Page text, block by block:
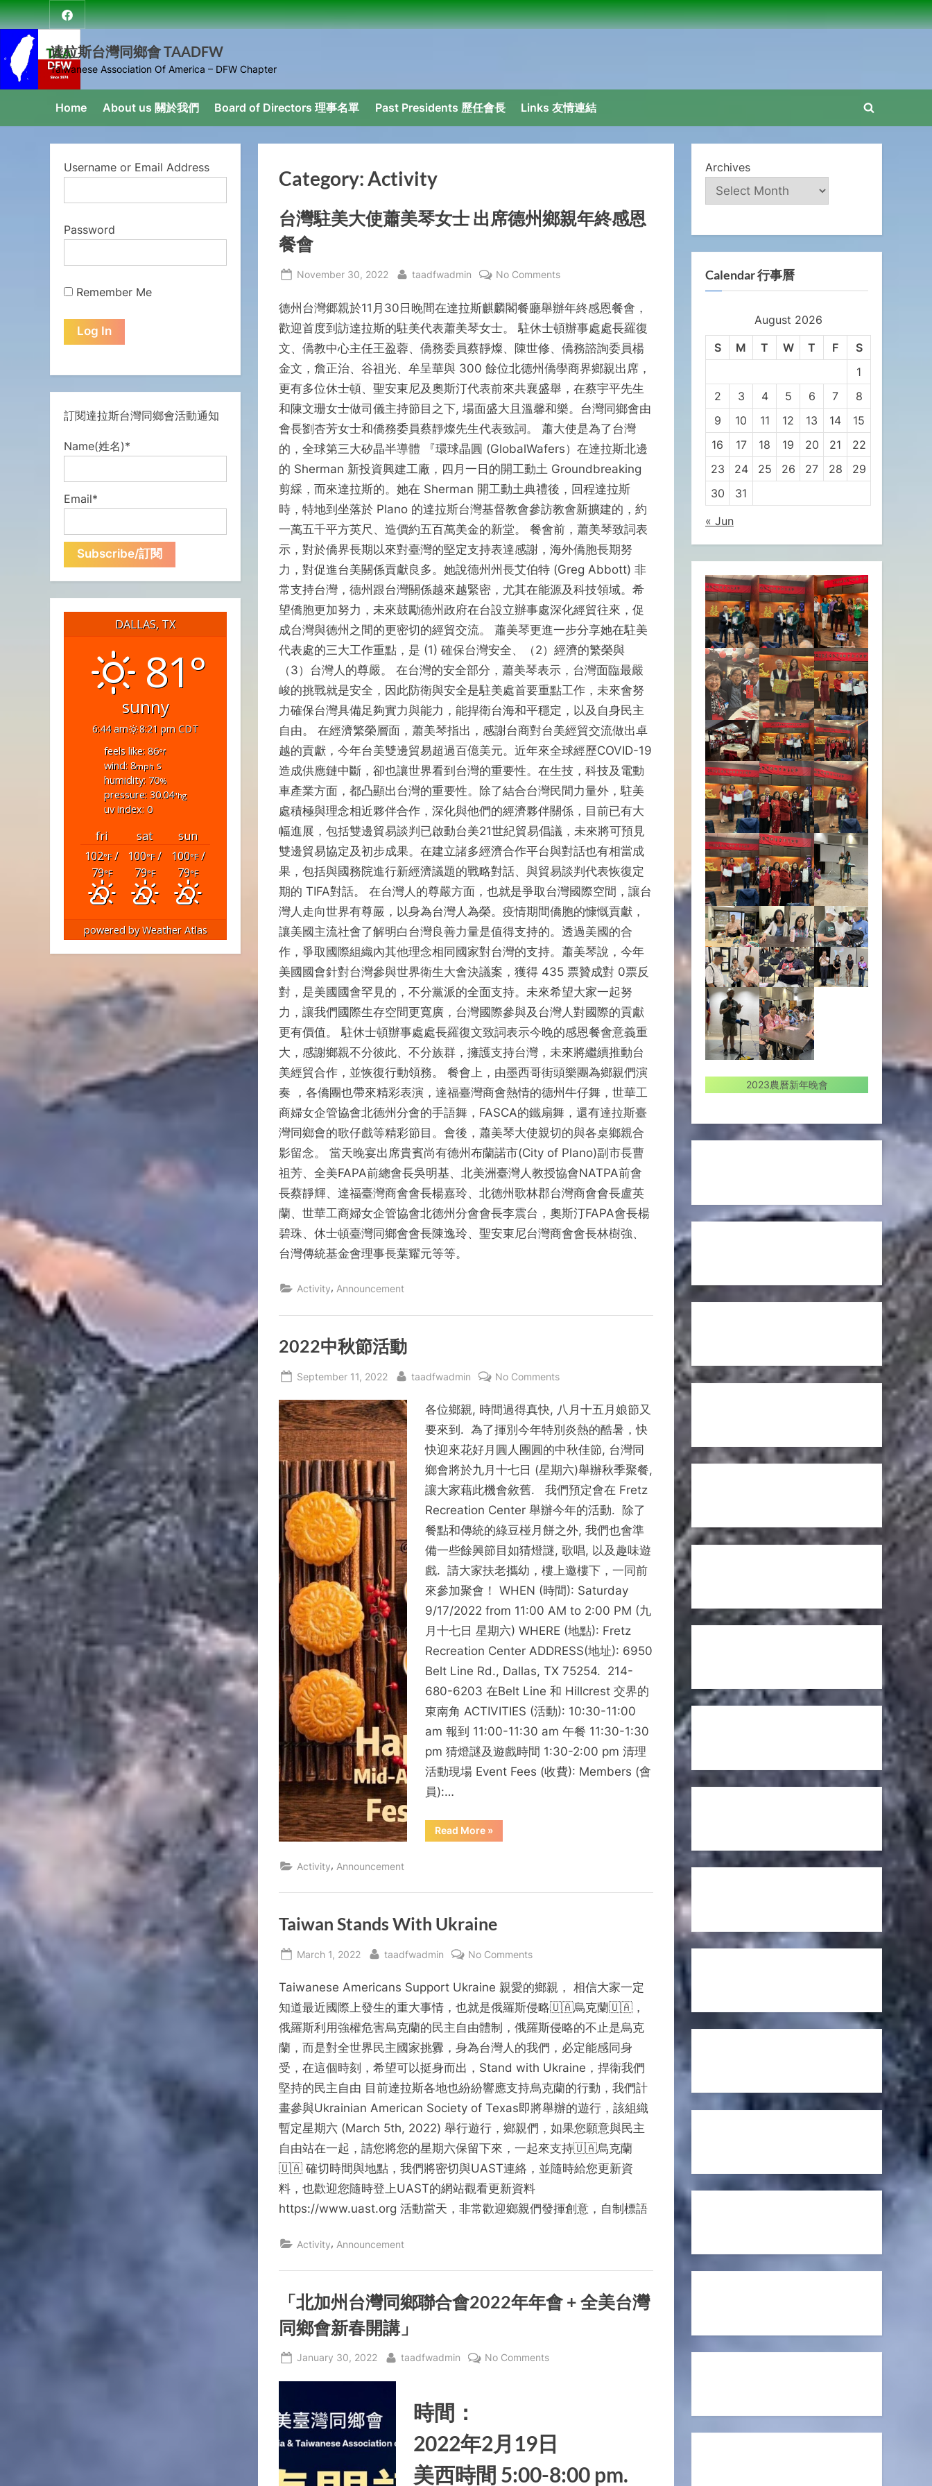
Skip
to
content
達
拉
斯
台
灣
同
鄉
會
達拉斯台灣同鄉會 TAADFW
Taiwanese Association Of America – DFW Chapter
Home About us 關於我們 Board of Directors 理事名單 Past Presidents 歷任會長 Links 友情連結
Toggle
Category:Activity
台灣駐美大使蕭美琴女士 出席德州鄉親年終感恩
餐會
Posted
November 30, 2022 By
taadfwadmin No Commentson
灣
駐
美
大
使
蕭
美
琴
女
士
德
州
鄉
親
年
終
恩
餐
會
德州台灣郷親於11月30日晚間在達拉斯麒麟閣餐廳舉辦年終感恩餐會，
歡迎首度到訪達拉斯的駐美代表蕭美琴女士。 駐休士頓辦事處處長羅復
文、僑教中心主任王盈蓉、僑務委員蔡靜燦、陳世修、僑務諮詢委員楊
金文，詹正治、谷祖光、牟呈華與 300 餘位北德州僑學商界鄉親出席，
更有多位休士頓、聖安東尼及奧斯汀代表前來共襄盛舉，在蔡宇平先生
和陳文珊女士做司儀主持節目之下, 場面盛大且溫馨和樂。台灣同鄉會由
會長劉杏芳女士和僑務委員蔡靜燦先生代表致詞。 蕭大使是為了台灣
的，全球第三大矽晶半導體 『環球晶圓 (GlobalWafers）在達拉斯北邊
的 Sherman 新投資興建工廠，四月一日的開工動土 Groundbreaking
剪綵，而來達拉斯的。她在 Sherman 開工動土典禮後，回程達拉斯
時，特地到坐落於 Plano 的達拉斯台灣基督教會參訪教會新擴建的，約
一萬五千平方英尺、造價約五百萬美金的新堂。 餐會前，蕭美琴致詞表
示，對於僑界長期以來對臺灣的堅定支持表達感謝，海外僑胞長期努
力，對促進台美關係貢獻良多。她說德州州長艾伯特 (Greg Abbott) 非
常支持台灣，德州跟台灣關係越來越緊密，尤其在能源及科技領域。希
望僑胞更加努力，未來鼓勵德州政府在台設立辦事處深化經貿往來，促
成台灣與德州之間的更密切的經貿交流。 蕭美琴更進一步分享她在駐美
代表處的三大工作重點，是 (1) 確保台灣安全、（2）經濟的繁榮與
（3）台灣人的尊嚴。 在台灣的安全部分，蕭美琴表示，台灣面臨最嚴
峻的挑戰就是安全，因此防衛與安全是駐美處首要重點工作，未來會努
力確保台灣具備足夠實力與能力，能捍衛台海和平穩定，以及自身民主
自由。 在經濟繁榮層面，蕭美琴指出，感謝台商對台美經貿交流做出卓
越的貢獻，今年台美雙邊貿易超過百億美元。近年來全球經歷COVID-19
造成供應鏈中斷，卻也讓世界看到台灣的重要性。在生技，科技及電動
車產業方面，都凸顯出台灣的重要性。除了結合台灣民間力量外，駐美
處積極與理念相近夥伴合作，深化與他們的經濟夥伴關係，目前已有大
幅進展，包括雙邊貿易談判已啟動台美21世紀貿易倡議，未來將可預見
雙邊貿易協定及初步成果。在建立諸多經濟合作平台與對話也有相當成
果，包括與國務院進行新經濟議題的戰略對話、與貿易談判代表恢復定
期的 TIFA對話。 在台灣人的尊嚴方面，也就是爭取台灣國際空間，讓台
灣人走向世界有尊嚴，以身為台灣人為榮。疫情期間僑胞的慷慨貢獻，
讓美國主流社會了解明白台灣良善力量是值得支持的。透過美國的合
作，爭取國際組織內其他理念相同國家對台灣的支持。蕭美琴說，今年
美國國會針對台灣參與世界衛生大會決議案，獲得 435 票贊成對 0票反
對，是美國國會罕見的，不分黨派的全面支持。未來希望大家一起努
力，讓我們國際生存空間更寬廣，台灣國際參與及台灣人對國際的貢獻
更有價值。 駐休士頓辦事處處長羅復文致詞表示今晚的感恩餐會意義重
大，感謝鄉親不分彼此、不分族群，擁護支持台灣，未來將繼續推動台
美經貿合作，並恢復行動領務。 餐會上，由墨西哥街頭樂團為鄉親們演
奏 ，各僑團也帶來精彩表演，達福臺灣商會熱情的德州牛仔舞，世華工
商婦女企管協會北德州分會的手語舞，FASCA的鐵扇舞，還有達拉斯臺
灣同鄉會的歌仔戲等精彩節目。會後，蕭美琴大使親切的與各桌鄉親合
影留念。 當天晚宴出席貴賓尚有德州布蘭諾市(City of Plano)副市長曹
祖芳、全美FAPA前總會長吳明基、北美洲臺灣人教授協會NATPA前會
長蔡靜輝、達福臺灣商會會長楊嘉玲、北德州歌林郡台灣商會會長盧英
蘭、世華工商婦女企管協會北德州分會會長李震台，奧斯汀FAPA會長楊
碧珠、休士頓臺灣同鄉會會長陳逸玲、聖安東尼台灣商會會長林樹強、
台灣傳統基金會理事長葉耀元等等。
Activity, Announcement
2022中秋節活動
Posted
September 11, 2022 By
taadfwadmin No Commentson
中
秋
節
活
各位鄉親, 時間過得真快, 八月十五月娘節又
要來到. 為了揮別今年特別炎熱的酷暑，快
快迎來花好月圓人團圓的中秋佳節, 台灣同
鄉會將於九月十七日 (星期六)舉辦秋季聚餐,
讓大家藉此機會敘舊. 我們預定會在 Fretz
Recreation Center 舉辦今年的活動. 除了
餐點和傳統的綠豆椪月餅之外, 我們也會準
備一些餘興節目如猜燈謎, 歌唱, 以及趣味遊
戲. 請大家扶老攜幼，樓上邀樓下，一同前
來參加聚會！ WHEN (時間): Saturday
9/17/2022 from 11:00 AM to 2:00 PM (九
月十七日 星期六) WHERE (地點): Fretz
Recreation Center ADDRESS(地址): 6950
Belt Line Rd., Dallas, TX 75254. 214-
680-6203 在Belt Line 和 Hillcrest 交界的
東南角 ACTIVITIES (活動): 10:30-11:00
am 報到 11:00-11:30 am 午餐 11:30-1:30
pm 猜燈謎及遊戲時間 1:30-2:00 pm 清理
活動現場 Event Fees (收費): Members (會
員):…
Read More“2022
中
»
Activity, Announcement
Taiwan Stands With Ukraine
Posted
March 1, 2022 By
taadfwadmin No Commentson
Stands
With
Ukraine
Taiwanese Americans Support Ukraine 親愛的鄉親， 相信大家一定
知道最近國際上發生的重大事情，也就是俄羅斯侵略🇺🇦烏克蘭🇺🇦，
俄羅斯利用強權危害烏克蘭的民主自由體制，俄羅斯侵略的不止是烏克
蘭，而是對全世界民主國家挑釁，身為台灣人的我們，必定能感同身
受，在這個時刻，希望可以挺身而出，Stand with Ukraine，捍衛我們
堅持的民主自由 目前達拉斯各地也紛紛響應支持烏克蘭的行動，我們計
畫參與Ukrainian American Society of Texas即將舉辦的遊行，該組織
暫定星期六 (March 5th, 2022) 舉行遊行，鄉親們，如果您願意與民主
自由站在一起，請您將您的星期六保留下來，一起來支持🇺🇦烏克蘭
🇺🇦 確切時間與地點，我們將密切與UAST連絡，並隨時給您更新資
料，也歡迎您隨時登上UAST的網站觀看更新資料
https://www.uast.org 活動當天，非常歡迎鄉親們發揮創意，自制標語
Activity, Announcement
「北加州台灣同鄉聯合會2022年年會 + 全美台灣
同鄉會新春開講」
Posted
January 30, 2022 By
taadfwadmin No Commentson
灣
鄉
時間：
2022年2月19日
美西時間 5:00-8:00 pm.
Username or Email Address
Password
Remember Me
訂閱達拉斯台灣同鄉會活動通知
Name(姓名)*
Email*
DALLAS, TX
81°
sunny
6:44 am 8:21 pm CDT
feels like: 86°f
wind: 8mph s
humidity: 70%
pressure: 30.04"hg
uv index: 0
fri sat
sun
102°F/
79°F
100°F/
79°F
100°F/
79°F
powered byWeather Atlas
Archives
Calendar 行事曆
August 2026
S M T W T F
S
1
2
3 4 5 6 7
8
9
10 11 12 13 14
15
16
17 18 19 20 21
22
23
24 25 26 27 28
29
30
31
« Jun
2023農曆新年晚會